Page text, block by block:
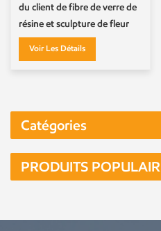
du client de fibre de verre de
résine et sculpture de fleur
Voir Les Détails
Catégories
PRODUITS